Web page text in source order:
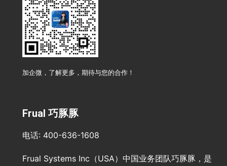
加企微，了解更多，期待与您的合作！
Frual 巧豚豚
电话: 400-636-1608
Frual Systems Inc（USA）中国业务团队巧豚豚，是